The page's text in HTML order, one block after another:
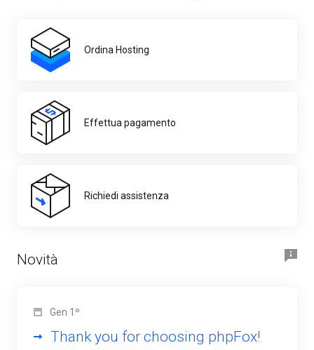
Ordina Hosting
Effettua pagamento
Richiedi assistenza
Novità
Gen 1º
Thank you for choosing phpFox!